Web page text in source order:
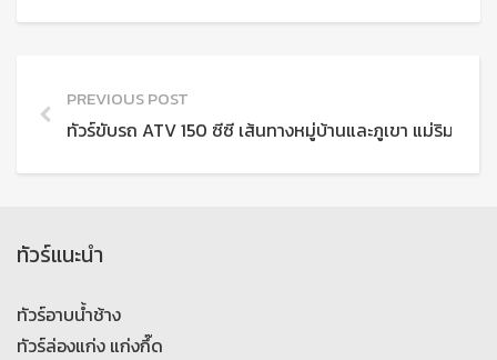
PREVIOUS POST
ทัวร์ขับรถ ATV 150 ซีซี เส้นทางหมู่บ้านและภูเขา แม่ริม เชีย
ทัวร์แนะนำ
ทัวร์อาบน้ำช้าง
ทัวร์ล่องแก่ง แก่งกึ๊ด